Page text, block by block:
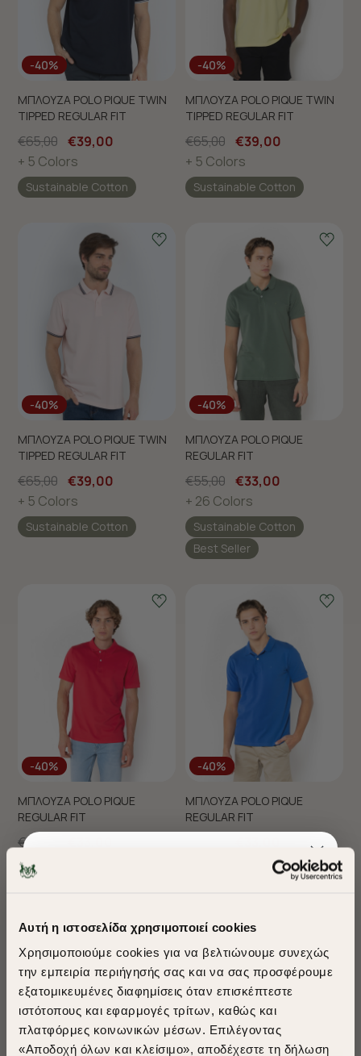
Αυτή η ιστοσελίδα χρησιμοποιεί cookies
Χρησιμοποιούμε cookies για να βελτιώνουμε συνεχώς
την εμπειρία περιήγησής σας και να σας προσφέρουμε
εξατομικευμένες διαφημίσεις όταν επισκέπτεστε
ιστότοπους και εφαρμογές τρίτων, καθώς και
πλατφόρμες κοινωνικών μέσων. Επιλέγοντας
«Αποδοχή όλων και κλείσιμο», αποδέχεστε τη δήλωση
-40%
ΜΠΛΟΥΖΑ POLO PIQUE TWIN
TIPPED REGULAR FIT
€65,00 €39,00
+ 5 Colors
Sustainable Cotton
-40%
ΜΠΛΟΥΖΑ POLO PIQUE TWIN
TIPPED REGULAR FIT
€65,00 €39,00
+ 5 Colors
Sustainable Cotton
-40%
ΜΠΛΟΥΖΑ POLO PIQUE TWIN
TIPPED REGULAR FIT
€65,00 €39,00
+ 5 Colors
Sustainable Cotton
-40%
ΜΠΛΟΥΖΑ POLO PIQUE
REGULAR FIT
€55,00 €33,00
+ 26 Colors
Sustainable Cotton
Best Seller
-40%
ΜΠΛΟΥΖΑ POLO PIQUE
REGULAR FIT
€55,00
+ 26 Colors
-40%
ΜΠΛΟΥΖΑ POLO PIQUE
REGULAR FIT
​
A Season of Style